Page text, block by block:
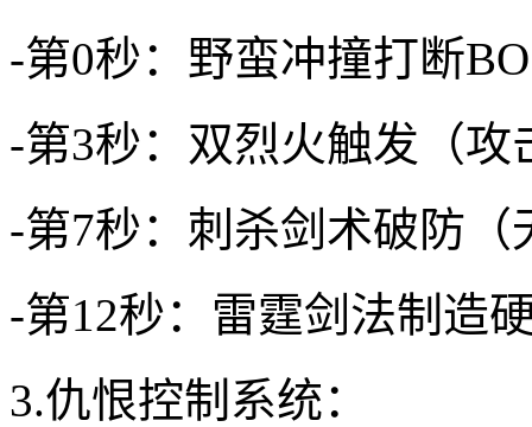
-第0秒：野蛮冲撞打断
-第3秒：双烈火触发（攻
-第7秒：刺杀剑术破防（
-第12秒：雷霆剑法制造
3.仇恨控制系统：